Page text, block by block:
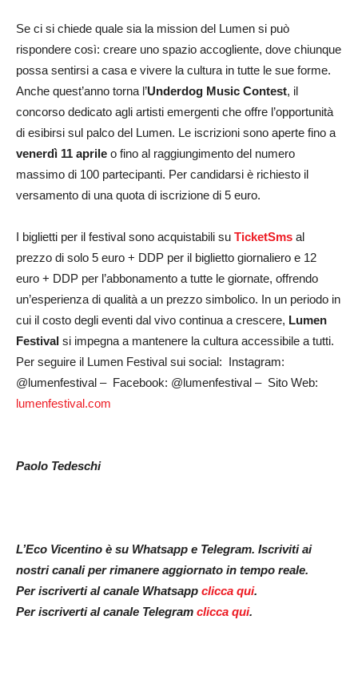
Se ci si chiede quale sia la mission del Lumen si può
rispondere così: creare uno spazio accogliente, dove chiunque
possa sentirsi a casa e vivere la cultura in tutte le sue forme.
Anche quest’anno torna l’Underdog Music Contest, il
concorso dedicato agli artisti emergenti che offre l’opportunità
di esibirsi sul palco del Lumen. Le iscrizioni sono aperte fino a
venerdì 11 aprile o fino al raggiungimento del numero
massimo di 100 partecipanti. Per candidarsi è richiesto il
versamento di una quota di iscrizione di 5 euro.
I biglietti per il festival sono acquistabili su TicketSms al
prezzo di solo 5 euro + DDP per il biglietto giornaliero e 12
euro + DDP per l’abbonamento a tutte le giornate, offrendo
un’esperienza di qualità a un prezzo simbolico. In un periodo in
cui il costo degli eventi dal vivo continua a crescere, Lumen
Festival si impegna a mantenere la cultura accessibile a tutti.
Per seguire il Lumen Festival sui social: Instagram:
@lumenfestival – Facebook: @lumenfestival – Sito Web:
lumenfestival.com
Paolo Tedeschi
L’Eco Vicentino è su Whatsapp e Telegram. Iscriviti ai
nostri canali per rimanere aggiornato in tempo reale.
Per iscriverti al canale Whatsapp clicca qui.
Per iscriverti al canale Telegram clicca qui.